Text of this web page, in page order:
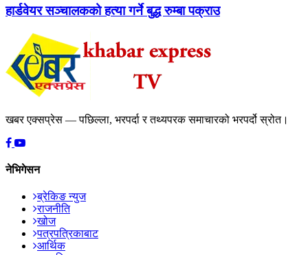
हार्डवेयर सञ्चालकको हत्या गर्ने बुद्ध रुम्बा पक्राउ
खबर एक्सप्रेस — पछिल्ला, भरपर्दा र तथ्यपरक समाचारको भरपर्दो स्रोत।
नेभिगेसन
ब्रेकिङ न्युज
राजनीति
खोज
पत्रपत्रिकाबाट
आर्थिक